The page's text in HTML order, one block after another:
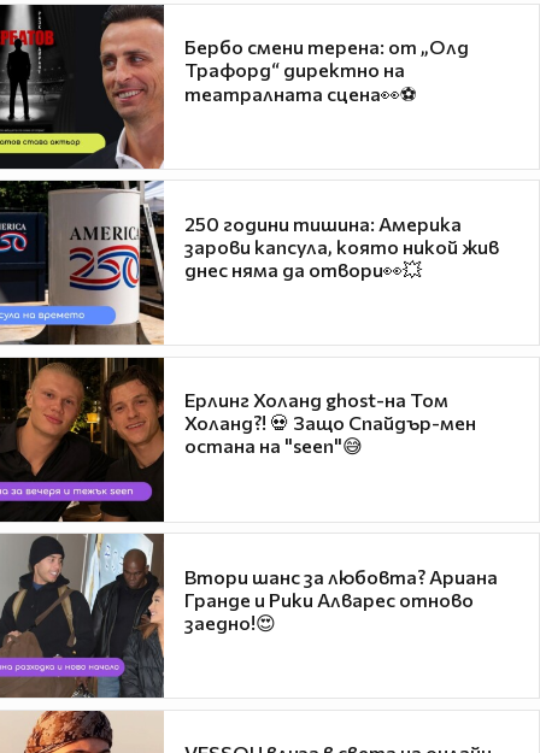
Бербо смени терена: от „Олд
Трафорд“ директно на
театралната сцена👀⚽
250 години тишина: Америка
зарови капсула, която никой жив
днес няма да отвори👀💥
Ерлинг Холанд ghost-на Том
Холанд?! 💀 Защо Спайдър-мен
остана на "seen"😅
Втори шанс за любовта? Ариана
Гранде и Рики Алварес отново
заедно!😍